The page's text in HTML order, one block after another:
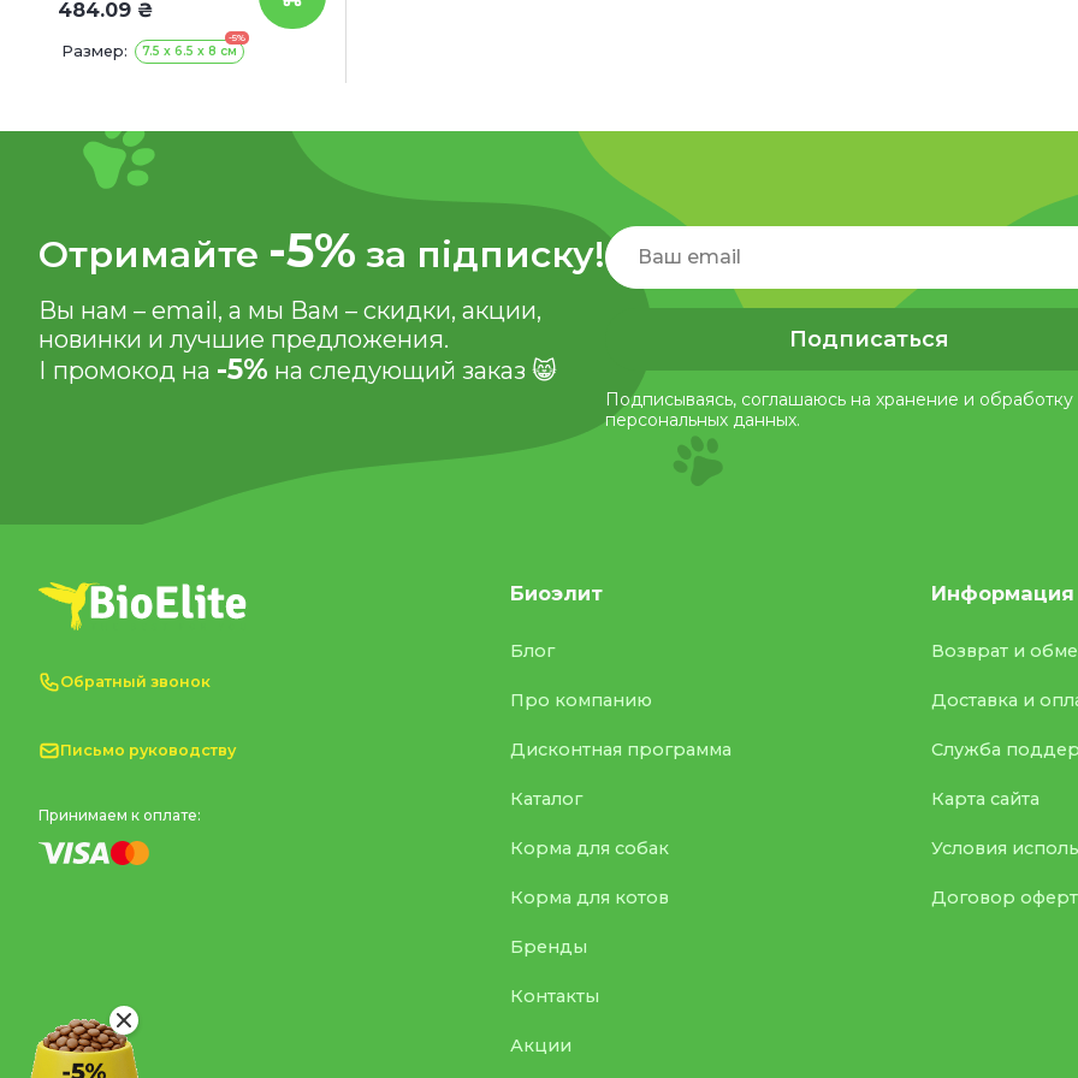
484.09 ₴
Размер:
-5%
7.5 x 6.5 x 8 см
Отримайте -5% за підписку!
Вы нам – email, а мы Вам – скидки, акции,
новинки и лучшие предложения.
І промокод на -5% на следующий заказ 😸
Подписаться
Подписываясь, соглашаюсь на хранение и обработку
персональных данных.
Обратный звонок
Письмо руководству
Принимаем к оплате:
Биоэлит
Блог
Про компанию
Дисконтная программа
Каталог
Корма для собак
Корма для котов
Бренды
Контакты
Акции
Информация
Возврат и
Доставка и
Служба
Карта сайта
Условия
Договор